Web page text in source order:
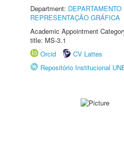
Department:
REPRESENTAÇÃO GRÁFICA
Academic Appointment
title: MS-3.1
Orcid
CV Lattes
Repositório Institucional